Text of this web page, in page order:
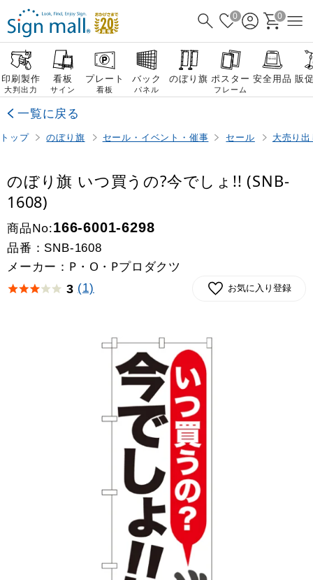
0 0
印刷製作
大判出力
看板
サイン
プレート
看板
バック
パネル
のぼり旗 ポスター
フレーム
安全用品 販
一覧に戻る
トップ のぼり旗 セール・イベント・催事 セール 大売り
のぼり旗 いつ買うの?今でしょ!! (SNB-
1608)
商品No:166-6001-6298
品番： SNB-1608
メーカー：P・O・Pプロダクツ
3 (1) お気に入り登録